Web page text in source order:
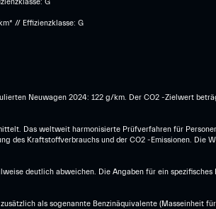
// Effizienzklasse: G
Neuwagen 2024: 122 g/km. Der CO2 -Zielwert
Das weltweit harmonisierte Prüfverfahren für
des Kraftstoffverbrauchs und der CO2 -Emissionen. Die
deutlich abweichen. Die Angaben für ein spezifisches
als sogenannte Benzinäquivalente (Masseinheit